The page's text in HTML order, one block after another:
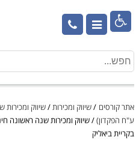

אתר קורסים /שיווק ומכירות/שיווק
ע"ח הפקדון)/שיווק ומכירות שנה ראשונה
בקריית ביאליק